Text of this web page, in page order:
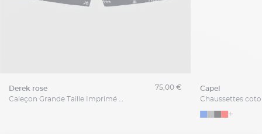
derek rose
75,00 € capel
+